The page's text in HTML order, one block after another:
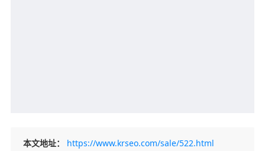
本文地址：
https://www.krseo.com/sale/522.html